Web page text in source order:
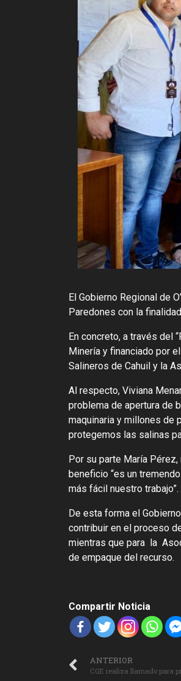
El Gobierno Regional de
Paredones con la
En concreto, a través del
Minería y financiado por
Salineros de Cahuil y la
Al respecto, Viviana
problema de apertura de
maquinaria y millones de
protegemos las salinas
Por su parte María
beneficio “es un
más fácil nuestro trabajo”.
De esta forma el
contribuir en el proceso
mientras que para la
de empaque del recurso.
Compartir Noticia
ANTERIOR
CGE realiza llamado para